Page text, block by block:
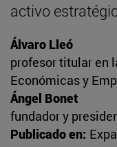
activo
Álvaro Lleó
profesor titular en
Económicas y
Ángel Bonet
fundador y
Publicado en: